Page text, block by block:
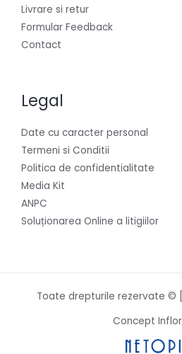
Livrare si retur
Formular Feedback
Contact
Legal
Date cu caracter personal
Termeni si Conditii
Politica de confidentialitate
Media Kit
ANPC
Soluționarea Online a litigiilor
Toate drepturile rezervate ©
Concept